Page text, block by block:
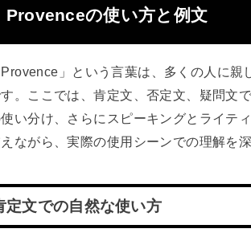
Provenceの使い方と例文
Provence」という言葉は、多くの人に
。ここでは、肯定文、否定文、疑問文
い分け、さらにスピーキングとライテ
ながら、実際の使用シーンでの理解を深
定文での自然な使い方